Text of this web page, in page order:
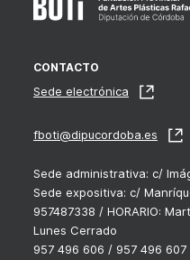
CONTACTO
Sede electrónica
fboti@dipucordoba.es
Sede administrativa: c/
Sede expositiva: c/
957487338 / HORARIO:
Lunes Cerrado
957 496 606 / 957 496